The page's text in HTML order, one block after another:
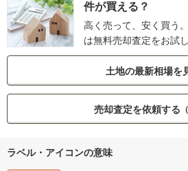
件が買える？
高く売って、安く買う
は無料売却査定をお試
土地の最新相場を
売却査定を依頼する
ラベル・アイコンの意味